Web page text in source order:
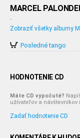
MARCEL
-
Zobraziť všetky albumy
Posledné tango
HODNOTENIE CD
Máte CD vypočuté?
užívateľov a
Zadať hodnotenie CD